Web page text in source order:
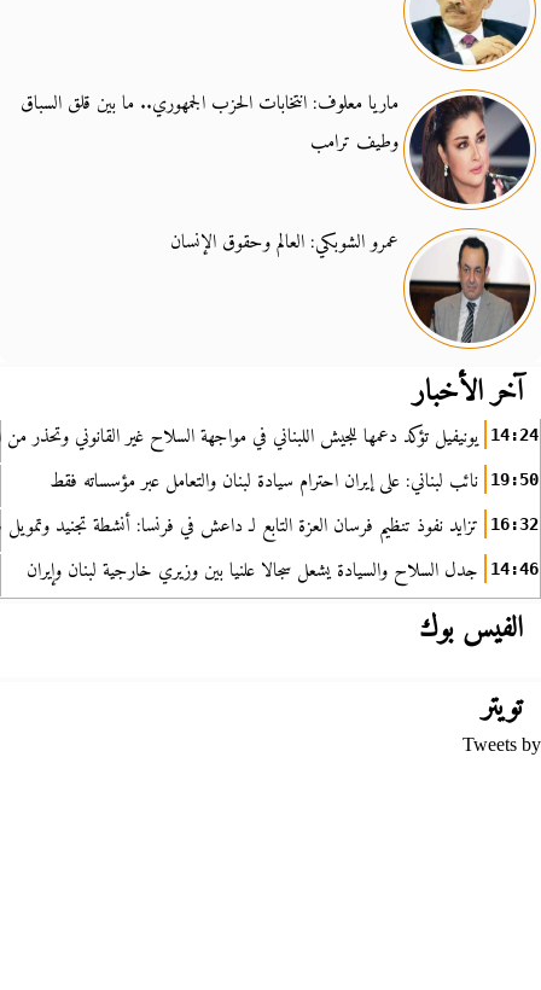
ماريا معلوف: انتخابات الحزب الجمهوري.. ما بين قلق السباق
وطيف ترامب
عمرو الشوبكي: العالم وحقوق الإنسان
آخر الأخبار
14:24 يونيفيل تؤكد دعمها للجيش اللبناني في مواجهة السلاح غير القانوني وتحذر من
19:50 نائب لبناني: على إيران احترام سيادة لبنان والتعامل عبر مؤسساته فقط
16:32 تزايد نفوذ تنظيم فرسان العزة التابع لـ داعش في فرنسا: أنشطة تجنيد
14:46 جدل السلاح والسيادة يشعل سجالا علنيا بين وزيري خارجية لبنان وإيران
الفيس بوك
تويتر
Tweets by